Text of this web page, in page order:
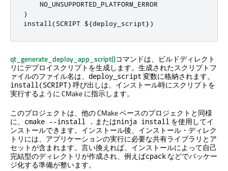
)
install(SCRIPT ${deploy_script})
qt_generate_deploy_app_script()コマンドは、ビルドディレクト
リにデプロイスクリプトを生成します。生成されたスクリプトフ
ァイルのファイル名は、 deploy_script 変数に格納されます。
install(SCRIPT) 呼び出しは、インストール時にスクリプトを
実行するように CMake に指示します。
このプロジェクトは、他の CMake ベースのプロジェクトと同様
に、 cmake --install . またはninja install を使用してイ
ンストールできます。インストール後、インストール・ディレク
トリには、アプリケーションの実行に必要な共有ライブラリとア
セットが含まれます。言い換えれば、インストールによって自己
完結型のディレクトリが作成され、例えばcpack などでパッケー
ジ化する準備が整います。